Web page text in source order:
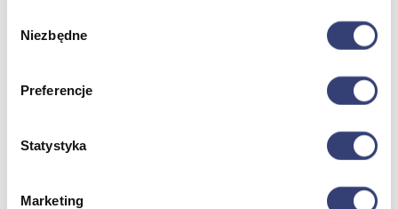
zgody
Niezbędne
Preferencje
Statystyka
Marketing
Parawany
Fotele do masażu